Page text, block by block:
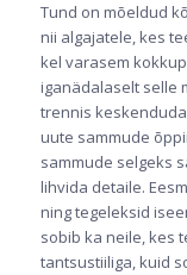
Tund on mõeldud
nii algajatele, kes
kel varasem
iganädalaselt selle
trennis
uute sammude
sammude selgeks
lihvida detaile.
ning tegeleksid
sobib ka neile, kes
tantsustiiliga, kuid